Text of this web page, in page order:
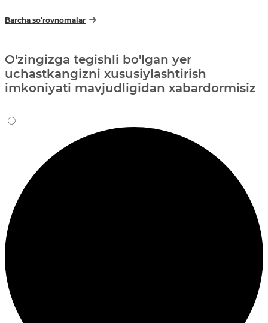
Barcha so‘rovnomalar
O'zingizga tegishli bo'lgan yer
uchastkangizni xususiylashtirish
imkoniyati mavjudligidan xabardormisiz